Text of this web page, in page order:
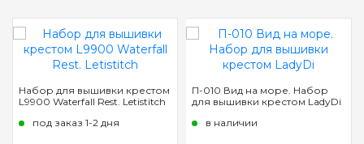
Набор для вышивки крестом
L9900 Waterfall Rest. Letistitch
под заказ 1-2 дня
П-010 Вид на море. Набор
для вышивки крестом LadyDi
в наличии